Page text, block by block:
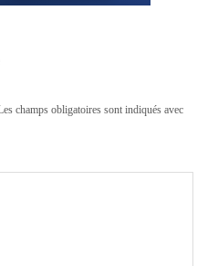
champs obligatoires sont indiqués avec